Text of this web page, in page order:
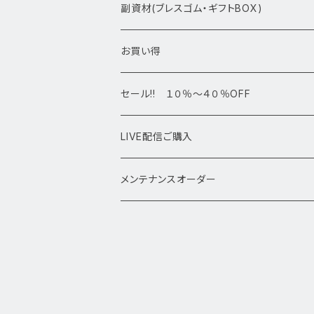
アマビエシリーズ
デザインブレス
高級・高品質ブレスレット
サイズ
13㎜以上
浄化さざれ石
ポイント・タワー・タンブル
スフィア 丸玉
置物
原石・クラスター
副資材(ブレスゴム・ギフトBOX)
お買い得
セール!! １０％～４０％OFF
LIVE配信ご購入
メンテナンスオーダー